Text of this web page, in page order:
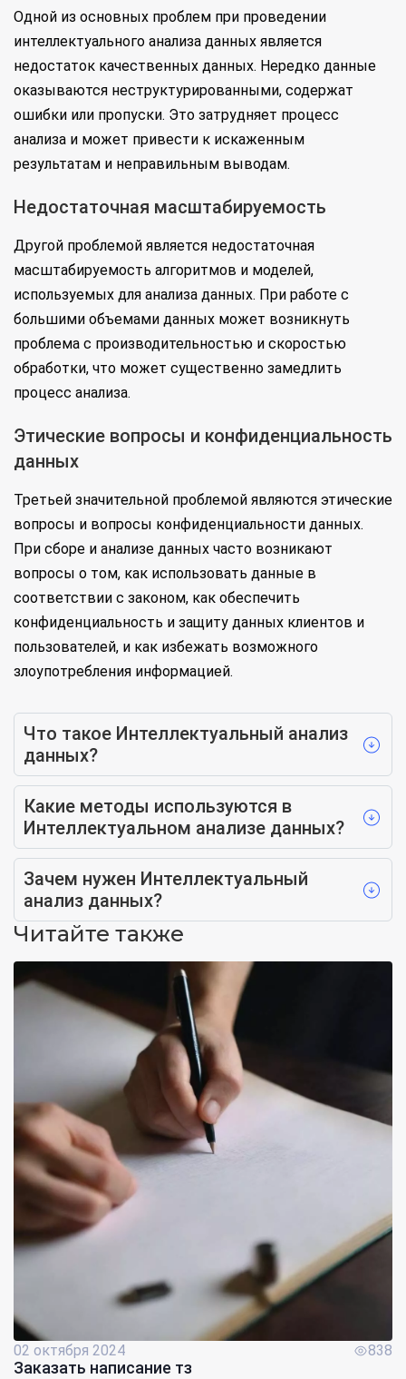
Одной из основных проблем при проведении
интеллектуального анализа данных является
недостаток качественных данных. Нередко данные
оказываются неструктурированными, содержат
ошибки или пропуски. Это затрудняет процесс
анализа и может привести к искаженным
результатам и неправильным выводам.
Недостаточная масштабируемость
Другой проблемой является недостаточная
масштабируемость алгоритмов и моделей,
используемых для анализа данных. При работе с
большими объемами данных может возникнуть
проблема с производительностью и скоростью
обработки, что может существенно замедлить
процесс анализа.
Этические вопросы и конфиденциальность
данных
Третьей значительной проблемой являются этические
вопросы и вопросы конфиденциальности данных.
При сборе и анализе данных часто возникают
вопросы о том, как использовать данные в
соответствии с законом, как обеспечить
конфиденциальность и защиту данных клиентов и
пользователей, и как избежать возможного
злоупотребления информацией.
Что такое Интеллектуальный анализ
данных?
Какие методы используются в
Интеллектуальном анализе данных?
Зачем нужен Интеллектуальный
анализ данных?
Читайте также
02 октября 2024 838
Заказать написание тз